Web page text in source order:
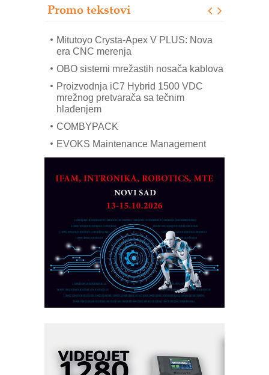
Promo tekstovi
Art Utopia Studio – vizuelne priče
Mitutoyo Crysta-Apex V PLUS: Nova
era CNC merenja
OBO sistemi mrežastih nosača kablova
Proizvodnja iC7 Hybrid 1500 VDC
mrežnog pretvarača sa tečnim
hlađenjem
COMBYPACK
EVOKS Maintenance Management
na viši nivo
Detekcija različitih oblika
MAREX - Lim i mašine za savremena
rešenja
Marcom-plast d.o.o.- vaš pouzdan
partner
CTO - Prilagodite svoju toplinsku
obradu!
Razvoj asortimanskog pravca MINI-
PLC AKYTEC
MOTOMAN – NEXT-Robotika vođena
veštačkom inteligencijom